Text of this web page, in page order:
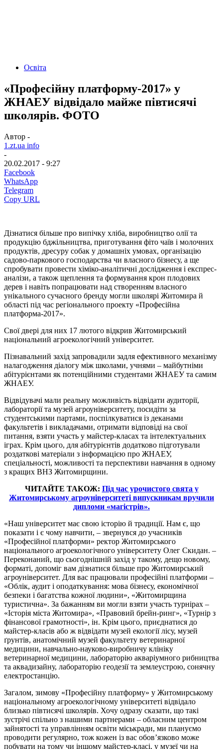
Освіта
«Професійну платформу-2017» у
ЖНАЕУ відвідало майже півтисячі
школярів. ФОТО
Автор -
1.zt.ua info
-
20.02.2017 - 9:27
Facebook
WhatsApp
Telegram
Copy URL
Дізнатися більше про випічку хліба, виробництво олії та
продукцію бджільництва, приготування фіто чаїв і молочних
продуктів, дресуру собак у домашніх умовах, організацію
садово-паркового господарства чи власного бізнесу, а ще
спробувати провести хіміко-аналітичні дослідження і експрес-
аналізи, а також щеплення та формування крон плодових
дерев і навіть попрацювати над створенням власного
унікального сучасного бренду могли школярі Житомира й
області під час регіонального проекту «Професійна
платформа-2017».
Свої двері для них 17 лютого відкрив Житомирський
національний агроекологічний університет.
Пізнавальний захід запровадили задля ефективного механізму
налагодження діалогу між школами, учнями – майбутніми
абітурієнтами як потенційними студентами ЖНАЕУ та самим
ЖНАЕУ.
Відвідувачі мали реальну можливість відвідати аудиторії,
лабораторії та музей агроуніверситету, посидіти за
студентськими партами, поспілкуватися із деканами
факультетів і викладачами, отримати відповіді на свої
питання, взяти участь у майстер-класах та інтелектуальних
іграх. Крім цього, для абітурієнтів додатково підготували
роздаткові матеріали з інформацією про ЖНАЕУ,
спеціальності, можливості та перспективи навчання в одному
з кращих ВНЗ Житомирщини.
ЧИТАЙТЕ ТАКОЖ: Під час урочистого свята у
Житомирському агроуніверситеті випускникам вручили
дипломи «магістрів».
«Наш університет має свою історію й традиції. Нам є, що
показати і є чому навчити, – звернувся до учасників
«Професійної платформи» ректор Житомирського
національного агроекологічного університету Олег Скидан. –
Переконаний, що сьогоднішній захід у такому, дещо новому,
форматі, допоміг вам дізнатися більше про Житомирський
агроуніверситет. Для вас працювали професійні платформи –
«Облік, аудит і оподаткування: мова бізнесу, економічної
безпеки і багатства кожної людини», «Житомирщина
туристична». За бажанням ви могли взяти участь турнірах –
«Історія міста Житомира», «Правовий брейн-ринг», «Турнір з
фінансової грамотності», ін. Крім цього, приєднатися до
майстер-класів або ж відвідати музей екології лісу, музей
ґрунтів, анатомічний музей факультету ветеринарної
медицини, навчально-науково-виробничу клініку
ветеринарної медицини, лабораторію акваріумного рибництва
та аквадизайну, лабораторію геодезії та землеустрою, сонячну
електростанцію.
Загалом, зимову «Професійну платформу» у Житомирському
національному агроекологічному університеті відвідало
близько півтисячі школярів. Хочу одразу сказати, що такі
зустрічі спільно з нашими партнерами – обласним центром
зайнятості та управлінням освіти міськради, ми плануємо
проводити регулярно, тож кожен із вас обов’язково може
побувати на тому чи іншому майстер-класі, у музеї чи на